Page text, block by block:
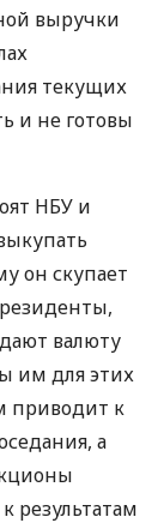
выручки
текущих
и не готовы
НБУ и
он скупает
валюту
им для этих
приводит к
а
результатам